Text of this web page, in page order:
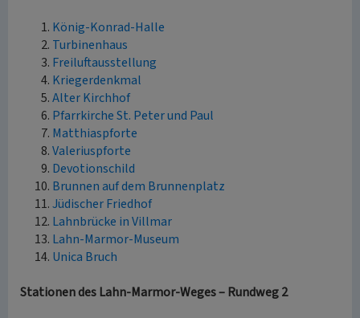
König-Konrad-Halle
Turbinenhaus
Freiluftausstellung
Kriegerdenkmal
Alter Kirchhof
Pfarrkirche St. Peter und Paul
Matthiaspforte
Valeriuspforte
Devotionschild
Brunnen auf dem Brunnenplatz
Jüdischer Friedhof
Lahnbrücke in Villmar
Lahn-Marmor-Museum
Unica Bruch
Stationen des Lahn-Marmor-Weges – Rundweg 2